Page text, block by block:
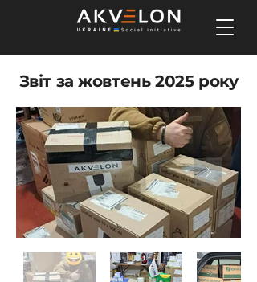
Звіт за жовтень 2025 року